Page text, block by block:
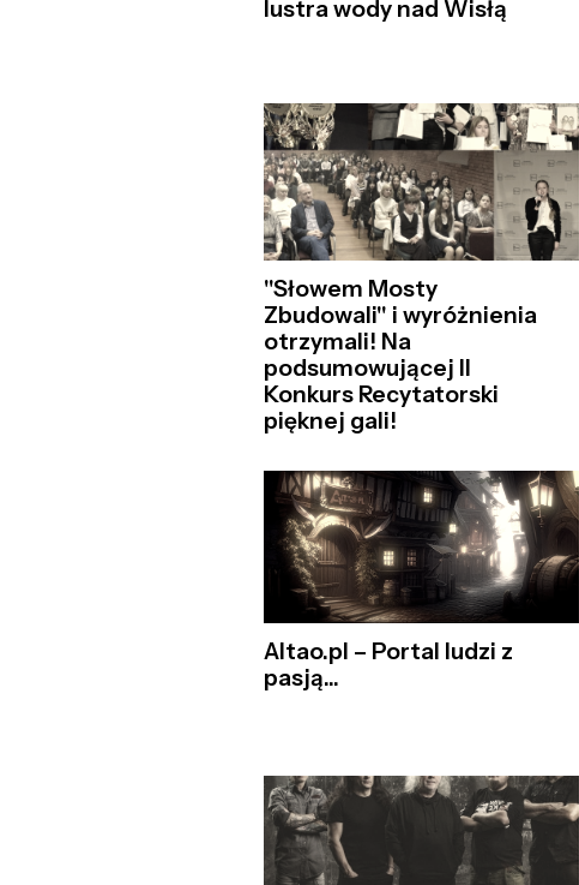
lustra wody nad Wisłą
"Słowem Mosty
Zbudowali" i wyróżnienia
otrzymali! Na
podsumowującej II
Konkurs Recytatorski
pięknej gali!
Altao.pl – Portal ludzi z
pasją...